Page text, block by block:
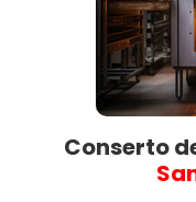
Conserto